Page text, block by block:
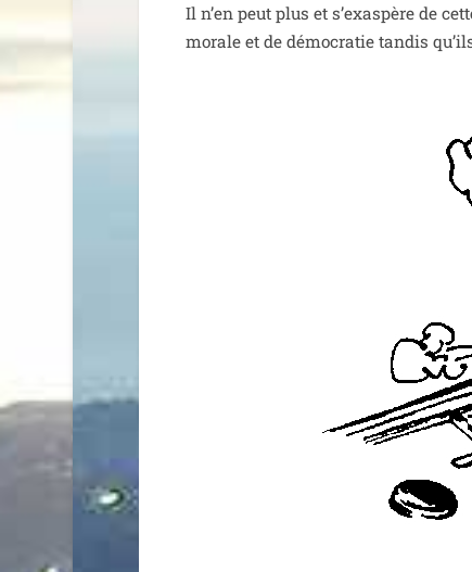
Il n’en peut plus et s’exas­père de
morale et de démo­cra­tie tan­dis